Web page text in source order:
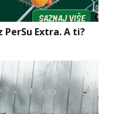
PerSu Extra. A ti?